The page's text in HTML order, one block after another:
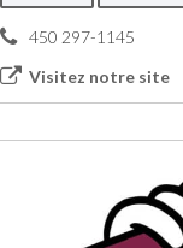
450 297-1145
Visitez notre site